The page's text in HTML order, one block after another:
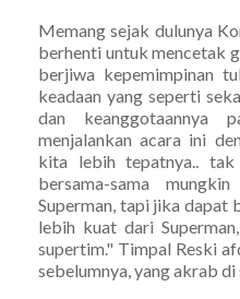
Memang sejak dulunya
berhenti untuk mencetak
berjiwa kepemimpinan
keadaan yang seperti
dan keanggotaannya
menjalankan acara ini
kita lebih tepatnya..
bersama-sama
Superman, tapi jika dapat
lebih kuat dari
supertim." Timpal Reski
sebelumnya, yang akrab